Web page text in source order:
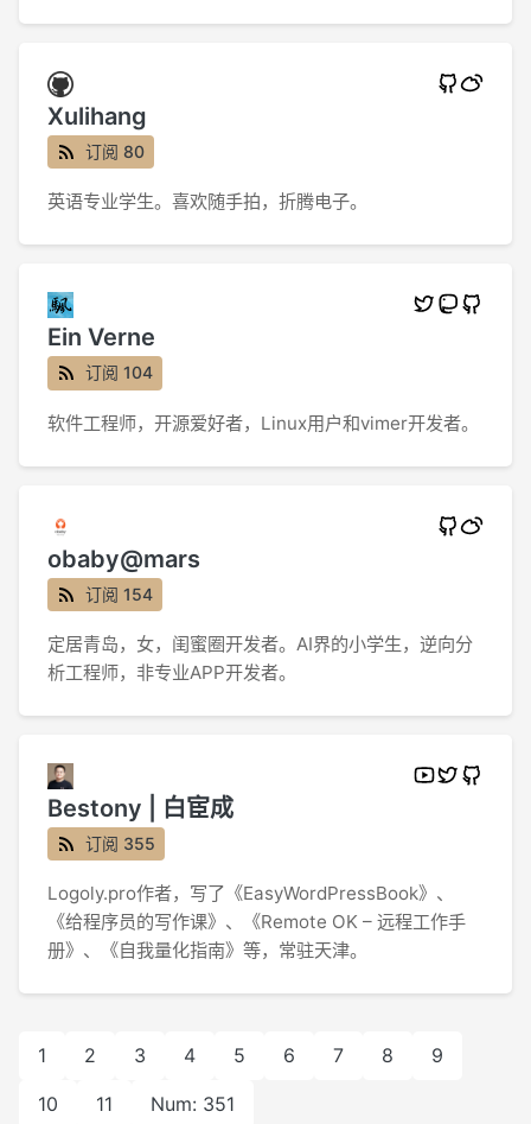
Xulihang
订阅 80
英语专业学生。喜欢随手拍，折腾电子。
Ein Verne
订阅 104
软件工程师，开源爱好者，Linux用户和vimer开发者。
obaby@mars
订阅 154
定居青岛，女，闺蜜圈开发者。AI界的小学生，逆向分
析工程师，非专业APP开发者。
Bestony | 白宦成
订阅 355
Logoly.pro作者，写了《EasyWordPressBook》、
《给程序员的写作课》、《Remote OK – 远程工作手
册》、《自我量化指南》等，常驻天津。
1 2 3 4 5 6 7 8 9
10 11 Num: 351